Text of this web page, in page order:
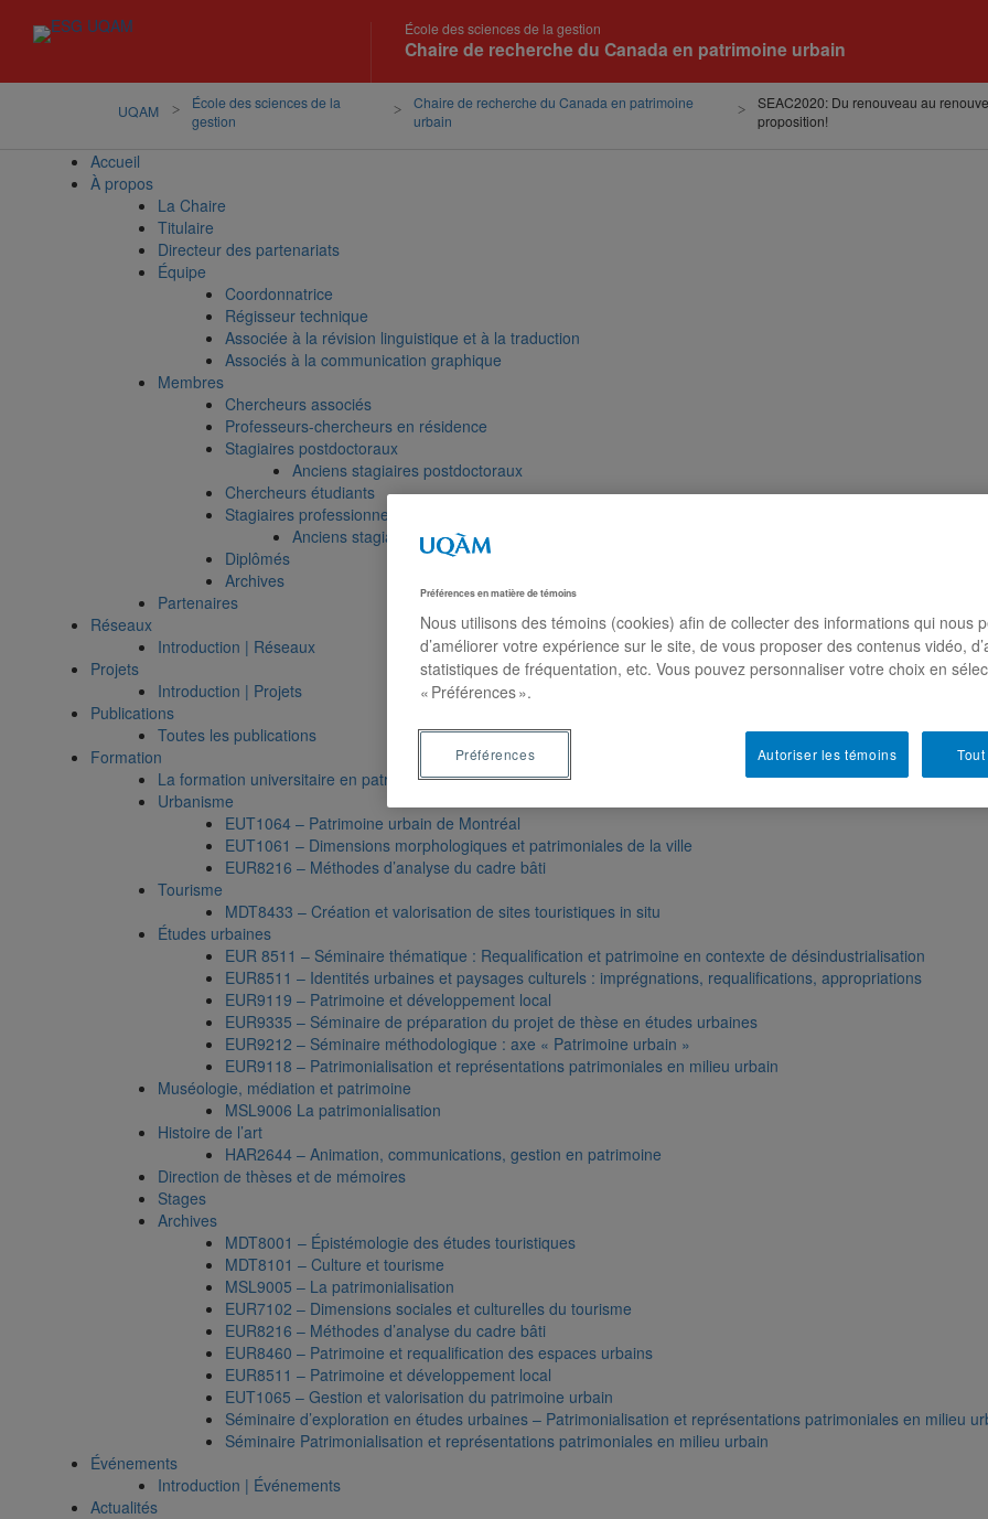
École des sciences de la gestion
Chaire de recherche du Canada en patrimoine urbain
UQAM
École des sciences de la
gestion
Chaire de recherche du Canada en patrimoine
urbain
SEAC2020: Du renouveau au
proposition!
Accueil
À propos
La Chaire
Titulaire
Directeur des partenariats
Équipe
Coordonnatrice
Régisseur technique
Associée à la révision linguistique et à la traduction
Associés à la communication graphique
Membres
Chercheurs associés
Professeurs-chercheurs en résidence
Stagiaires postdoctoraux
Anciens stagiaires postdoctoraux
Chercheurs étudiants
Stagiaires professionnels
Anciens stagiaires professionnels
Diplômés
Archives
Partenaires
Réseaux
Introduction | Réseaux
Projets
Introduction | Projets
Publications
Toutes les publications
Formation
La formation universitaire en patrimoine
Urbanisme
EUT1064 – Patrimoine urbain de Montréal
EUT1061 – Dimensions morphologiques et patrimoniales de la ville
EUR8216 – Méthodes d’analyse du cadre bâti
Tourisme
MDT8433 – Création et valorisation de sites touristiques in situ
Études urbaines
EUR 8511 – Séminaire thématique : Requalification et patrimoine en contexte de désindustrialisation
EUR8511 – Identités urbaines et paysages culturels : imprégnations, requalifications, appropriations
EUR9119 – Patrimoine et développement local
EUR9335 – Séminaire de préparation du projet de thèse en études urbaines
EUR9212 – Séminaire méthodologique : axe « Patrimoine urbain »
EUR9118 – Patrimonialisation et représentations patrimoniales en milieu urbain
Muséologie, médiation et patrimoine
MSL9006 La patrimonialisation
Histoire de l’art
HAR2644 – Animation, communications, gestion en patrimoine
Direction de thèses et de mémoires
Stages
Archives
MDT8001 – Épistémologie des études touristiques
MDT8101 – Culture et tourisme
MSL9005 – La patrimonialisation
EUR7102 – Dimensions sociales et culturelles du tourisme
EUR8216 – Méthodes d’analyse du cadre bâti
EUR8460 – Patrimoine et requalification des espaces urbains
EUR8511 – Patrimoine et développement local
EUT1065 – Gestion et valorisation du patrimoine urbain
Séminaire d’exploration en études urbaines – Patrimonialisation et représentations patrimoniales en milieu
Séminaire Patrimonialisation et représentations patrimoniales en milieu urbain
Événements
Introduction | Événements
Actualités
Préférences en matière de témoins
Nous utilisons des témoins (cookies) afin de collecter des informations qui nous
d’améliorer votre expérience sur le site, de vous proposer des contenus vidéo,
statistiques de fréquentation, etc. Vous pouvez personnaliser votre choix en
« Préférences ».
Autoriser les témoins
Préférences